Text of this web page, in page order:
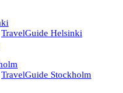
TravelGuide Helsinki
TravelGuide Stockholm